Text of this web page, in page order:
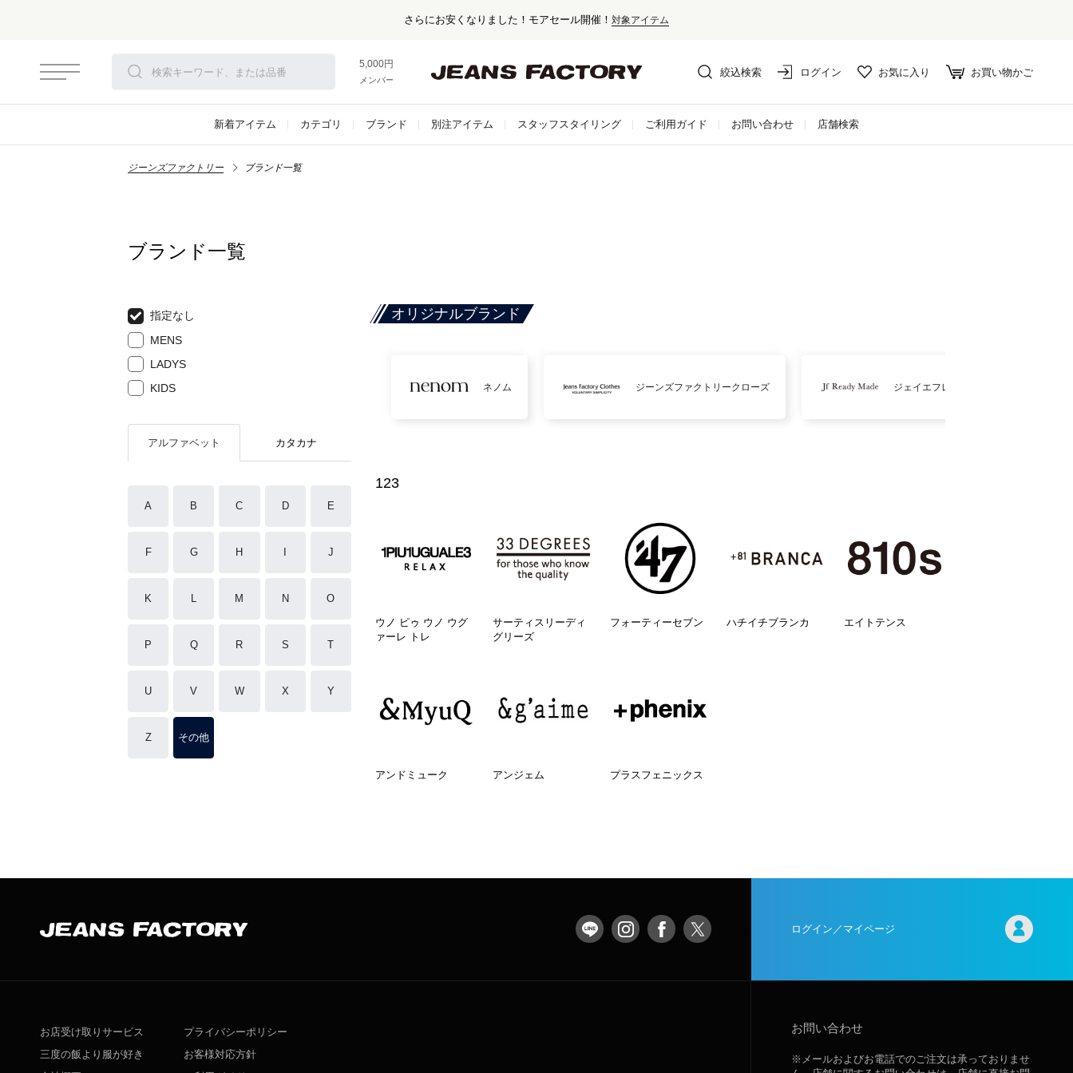
さらにお安くなりました！モアセール開催！ 対象アイテム
5,000円以上お買い上げで送料無料！
メンバー登録でお得な情報をゲット。さらに詳しく
絞込検索 ログイン お気に入り お買い物かご
新着アイテム カテゴリ ブランド 別注アイテム スタッフスタイリング ご利用ガイド お問い合わせ 店舗検索
ジーンズファクトリー ブランド一覧
ブランド一覧
指定なし
MENS
LADYS
KIDS
アルファベット カタカナ
A B C D E
F G H J
K L M N O
P Q R S T
U V W X Y
Z その他
オリジナルブランド
ネノム ジーンズファクトリークローズ ジェイエフレディメイド
123
ウノ ピゥ ウノ ウグ
ァーレ トレ
サーティスリーディ
グリーズ
フォーティーセブン ハチイチブランカ エイトテンス
アンドミューク アンジェム プラスフェニックス
ログイン／マイページ
お店受け取りサービス
三度の飯より服が好き
プライバシーポリシー
お客様対応方針
お問い合わせ
※メールおよびお電話でのご注文は承っておりませ